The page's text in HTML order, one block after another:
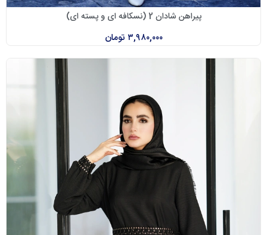
پیراهن شادان 2 (نسکافه ای و پسته ای)
۳,۹۸۰,۰۰۰ تومان